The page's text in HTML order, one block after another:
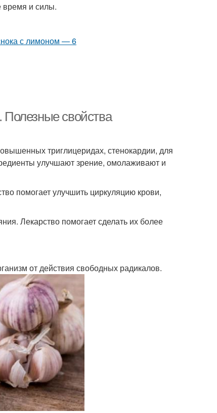
время и силы.
Полезные свойства
триглицеридах, стенокардии, для
улучшают зрение, омолаживают и
помогает улучшить циркуляцию крови,
Лекарство помогает сделать их более
от действия свободных радикалов.